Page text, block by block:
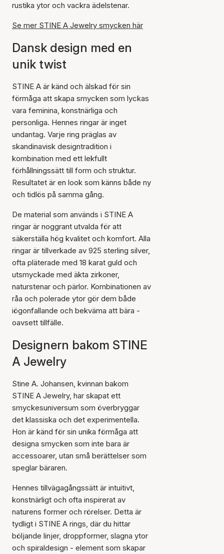
rustika ytor och vackra ädelstenar.
Se mer STINE A Jewelry smycken här
Dansk design med en
unik twist
STINE A är känd och älskad för sin
förmåga att skapa smycken som lyckas
vara feminina, konstnärliga och
personliga. Hennes ringar är inget
undantag. Varje ring präglas av
skandinavisk designtradition i
kombination med ett lekfullt
förhållningssätt till form och struktur.
Resultatet är en look som känns både ny
och tidlös på samma gång.
De material som används i STINE A
ringar är noggrant utvalda för att
säkerställa hög kvalitet och komfort. Alla
ringar är tillverkade av 925 sterling silver,
ofta pläterade med 18 karat guld och
utsmyckade med äkta zirkoner,
naturstenar och pärlor. Kombinationen av
råa och polerade ytor gör dem både
iögonfallande och bekväma att bära -
oavsett tillfälle.
Designern bakom STINE
A Jewelry
Stine A. Johansen, kvinnan bakom
STINE A Jewelry, har skapat ett
smyckesuniversum som överbryggar
det klassiska och det experimentella.
Hon är känd för sin unika förmåga att
designa smycken som inte bara är
accessoarer, utan små berättelser som
speglar bäraren.
Hennes tillvägagångssätt är intuitivt,
konstnärligt och ofta inspirerat av
naturens former och rörelser. Detta är
tydligt i STINE A rings, där du hittar
böljande linjer, droppformer, slagna ytor
och spiraldesign - element som skapar